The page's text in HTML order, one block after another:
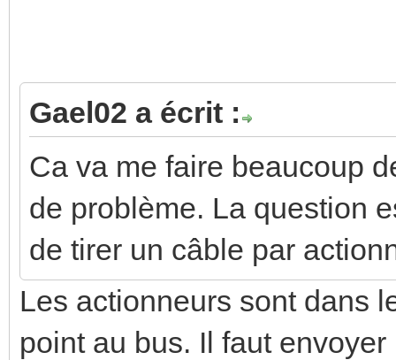
Gael02 a écrit :
Ca va me faire beaucoup
de problème. La question
de tirer un câble par
Les actionneurs sont dans
point au bus. Il faut